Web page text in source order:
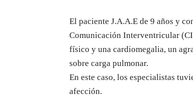
El paciente J.A.A.E de 9 años y
Comunicación Interventricular
físico y una cardiomegalia, un
sobre carga pulmonar.
En este caso, los especialistas
afección.